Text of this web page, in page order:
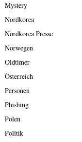
Mystery
Nordkorea
Nordkorea Presse
Norwegen
Oldtimer
Österreich
Personen
Phishing
Polen
Politik